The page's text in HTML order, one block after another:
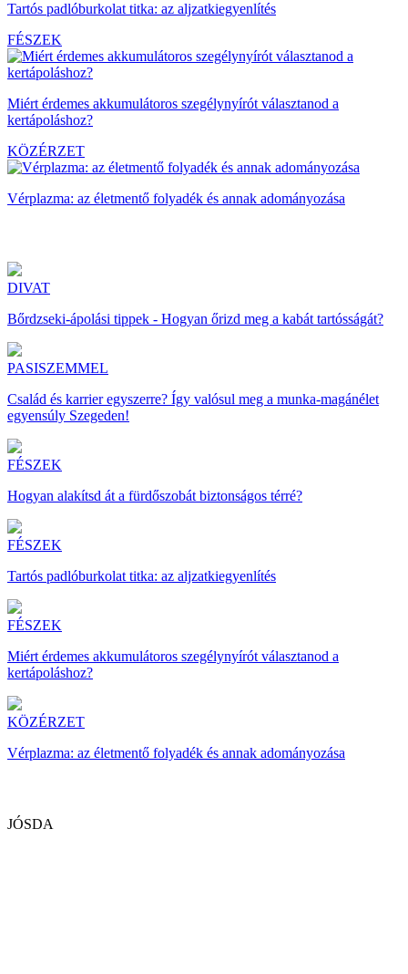
Tartós padlóburkolat titka: az aljzatkiegyenlítés
FÉSZEK
Miért érdemes akkumulátoros szegélynyírót választanod a
kertápoláshoz?
KÖZÉRZET
Vérplazma: az életmentő folyadék és annak adományozása
DIVAT
Bőrdzseki-ápolási tippek - Hogyan őrizd meg a kabát tartósságát?
PASISZEMMEL
Család és karrier egyszerre? Így valósul meg a munka-magánélet
egyensúly Szegeden!
FÉSZEK
Hogyan alakítsd át a fürdőszobát biztonságos térré?
FÉSZEK
Tartós padlóburkolat titka: az aljzatkiegyenlítés
FÉSZEK
Miért érdemes akkumulátoros szegélynyírót választanod a
kertápoláshoz?
KÖZÉRZET
Vérplazma: az életmentő folyadék és annak adományozása
JÓSDA